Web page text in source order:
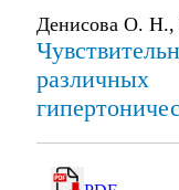
Денисова О. Н.,